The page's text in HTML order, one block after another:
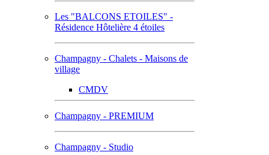
Les "BALCONS ETOILES" -
Résidence Hôtelière 4 étoiles
Champagny - Chalets - Maisons de
village
CMDV
Champagny - PREMIUM
Champagny - Studio